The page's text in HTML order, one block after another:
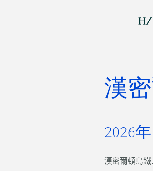
漢
2026
漢密爾頓島